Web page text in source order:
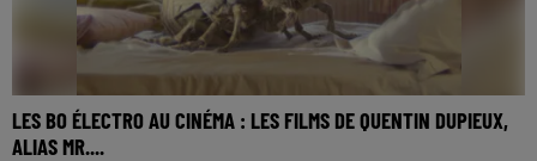
LES BO ÉLECTRO AU CINÉMA : LES FILMS DE QUENTIN DUPIEUX,
ALIAS MR....